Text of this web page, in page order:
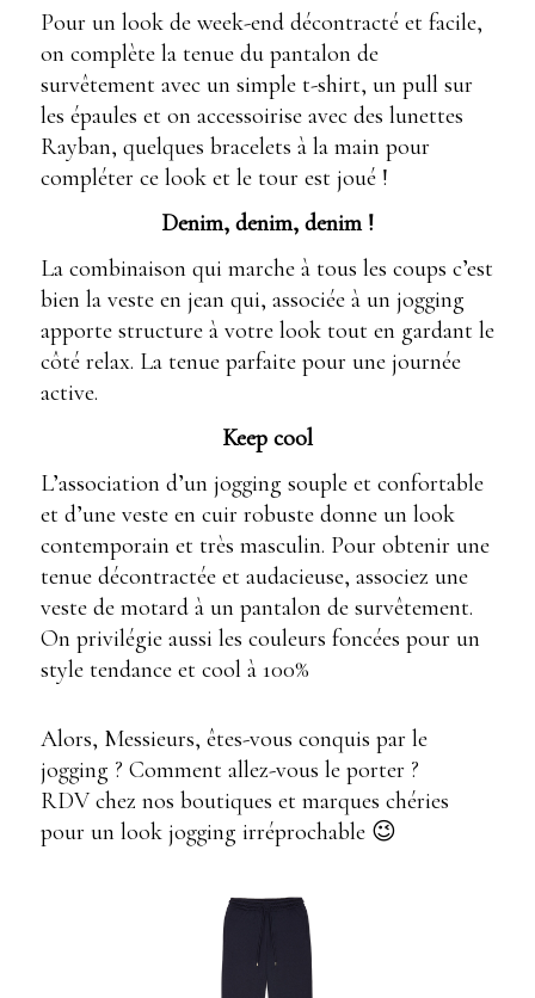
Pour un look de week-end décontracté et facile,
on complète la tenue du pantalon de
survêtement avec un simple t-shirt, un pull sur
les épaules et on accessoirise avec des lunettes
Rayban, quelques bracelets à la main pour
compléter ce look et le tour est joué !
Denim, denim, denim !
La combinaison qui marche à tous les coups c’est
bien la veste en jean qui, associée à un jogging
apporte structure à votre look tout en gardant le
côté relax. La tenue parfaite pour une journée
active.
Keep cool
L’association d’un jogging souple et confortable
et d’une veste en cuir robuste donne un look
contemporain et très masculin. Pour obtenir une
tenue décontractée et audacieuse, associez une
veste de motard à un pantalon de survêtement.
On privilégie aussi les couleurs foncées pour un
style tendance et cool à 100%
Alors, Messieurs, êtes-vous conquis par le
jogging ? Comment allez-vous le porter ?
RDV chez nos boutiques et marques chéries
pour un look jogging irréprochable 😉